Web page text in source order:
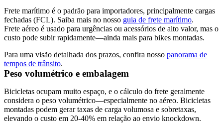
Frete marítimo é o padrão para importadores, principalmente cargas
fechadas (FCL). Saiba mais no nosso guia de frete marítimo.
Frete aéreo é usado para urgências ou acessórios de alto valor, mas o
custo pode subir rapidamente—ainda mais para bikes montadas.
Para uma visão detalhada dos prazos, confira nosso panorama de
tempos de trânsito.
Peso volumétrico e embalagem
Bicicletas ocupam muito espaço, e o cálculo do frete geralmente
considera o peso volumétrico—especialmente no aéreo. Bicicletas
montadas podem gerar taxas de carga volumosa e sobretaxas,
elevando o custo em 20-40% em relação ao envio knockdown.